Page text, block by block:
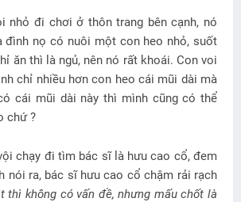
nhỏ đi chơi ở thôn trang bên cạnh, nó
đình nọ có nuôi một con heo nhỏ, suốt
ăn thì là ngủ, nên nó rất khoái. Con voi
chỉ nhiều hơn con heo cái mũi dài mà
cái mũi dài này thì mình cũng có thể
chứ ?
chạy đi tìm bác sĩ là hưu cao cổ, đem
nói ra, bác sĩ hưu cao cổ chậm rải rạch
thì không có vấn đề, nhưng mấu chốt là